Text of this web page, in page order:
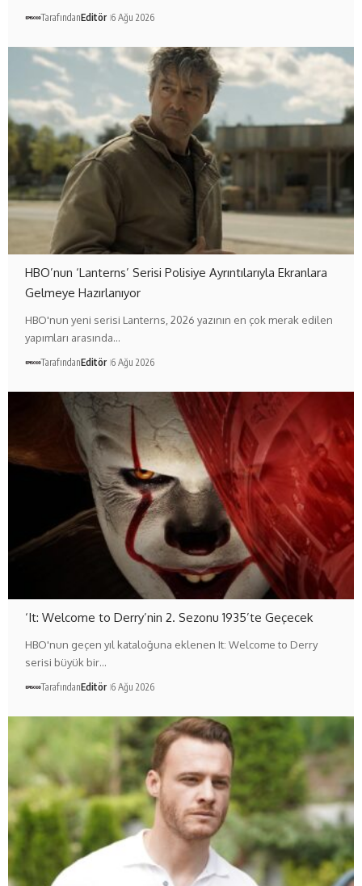
TarafındanEditör 6 Ağu 2026
HBO’nun ‘Lanterns’ Serisi Polisiye Ayrıntılarıyla Ekranlara
Gelmeye Hazırlanıyor
HBO'nun yeni serisi Lanterns, 2026 yazının en çok merak edilen
yapımları arasında…
TarafındanEditör 6 Ağu 2026
‘It: Welcome to Derry’nin 2. Sezonu 1935’te Geçecek
HBO'nun geçen yıl kataloğuna eklenen It: Welcome to Derry
serisi büyük bir…
TarafındanEditör 6 Ağu 2026